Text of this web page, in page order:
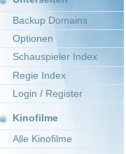
Optionen
Schauspieler Index
Regie Index
Login / Register
Kinofilme
Alle Kinofilme
Beliebte